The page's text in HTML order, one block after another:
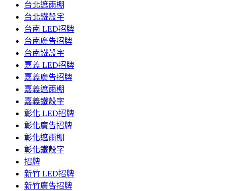
台北遮雨棚
台北鐵殼字
台南 LED招牌
台南廣告招牌
台南鐵殼字
嘉義 LED招牌
嘉義廣告招牌
嘉義遮雨棚
嘉義鐵殼字
彰化 LED招牌
彰化廣告招牌
彰化遮雨棚
彰化鐵殼字
招牌
新竹 LED招牌
新竹廣告招牌